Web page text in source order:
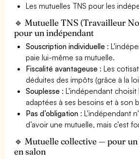
Les mutuelles TNS pour les
🔹 Mutuelle TNS (Travailleur
pour un indépendant
Souscription individuelle :
paie lui-même sa mutuelle.
Fiscalité avantageuse : Les
déduites des impôts (grâce à la
Souplesse : L'indépendant choisit
adaptées à ses besoins et à son
Pas d’obligation : L'indépendant
d’avoir une mutuelle, mais c’est
🔹 Mutuelle collective — pour
en salon